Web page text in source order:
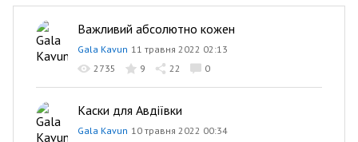
Важливий абсолютно кожен
Gala Kavun 11 травня 2022 02:13
2735
9 22 0
Каски для Авдіївки
Gala Kavun 10 травня 2022 00:34